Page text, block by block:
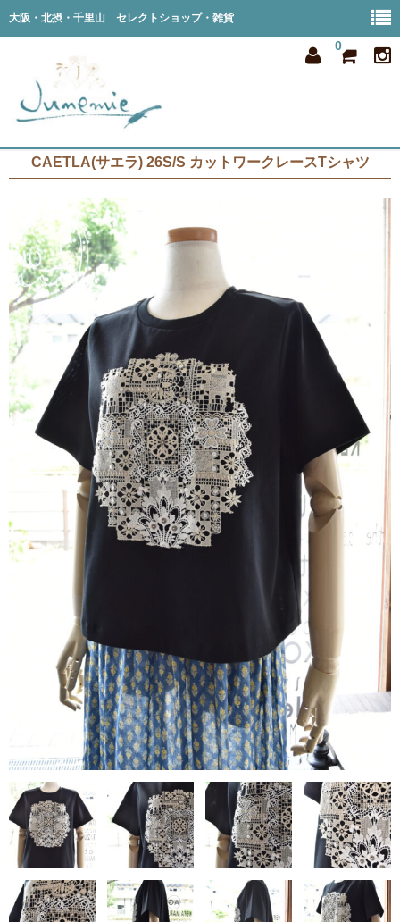
大阪・北摂・千里山 セレクトショップ・雑貨
0
member
order
privacy
shop info
blog
contact
CAETLA(サエラ) 26S/S カットワークレースTシャツ